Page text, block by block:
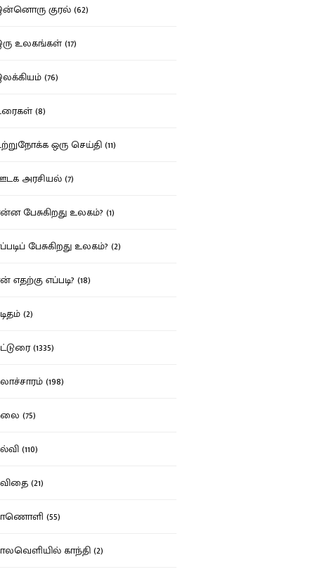
குரல் (62)
உலகங்கள் (17)
(76)
(8)
ஒரு செய்தி (11)
அரசியல் (7)
பேசுகிறது உலகம்? (1)
பேசுகிறது உலகம்? (2)
எதற்கு எப்படி? (18)
(2)
(1335)
(198)
(75)
(110)
(21)
(55)
காந்தி (2)